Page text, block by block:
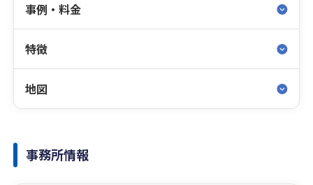
事例・料金
特徴
地図
事務所情報